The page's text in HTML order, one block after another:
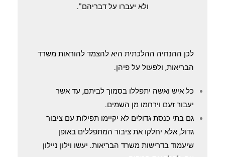
ולא יעברו על דבריהם".
לכן ההנחיה ההלכתית היא להצמד להוראות משרד
הבריאות, ולפעול על פיהן.
כל איש ואשה יתפללו בסמוך לביתם, עד אשר
יעבור זעם וירחמו מן השמים.
גם בתי כנסת גדולים לא יקיימו תפילות עם ציבור
גדול, אלא יחלקו את ציבור המתפללים באופן
שיעמוד בדרישות משרד הבריאות. יעשו וילון ניילון